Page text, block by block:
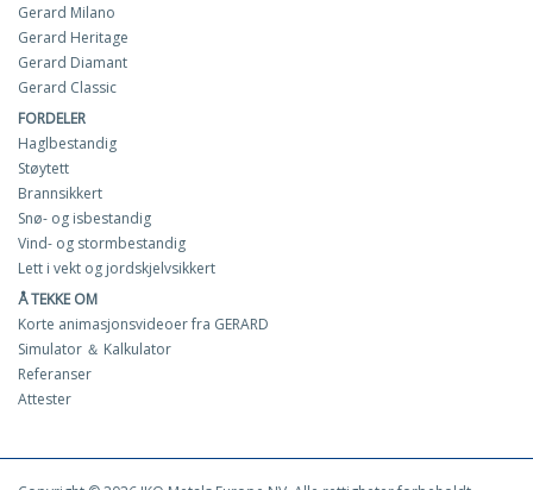
Gerard Milano
Gerard Heritage
Gerard Diamant
Gerard Classic
FORDELER
Haglbestandig
Støytett
Brannsikkert
Snø- og isbestandig
Vind- og stormbestandig
Lett i vekt og jordskjelvsikkert
Å TEKKE OM
Korte animasjonsvideoer fra GERARD
Simulator ＆ Kalkulator
Referanser
Attester